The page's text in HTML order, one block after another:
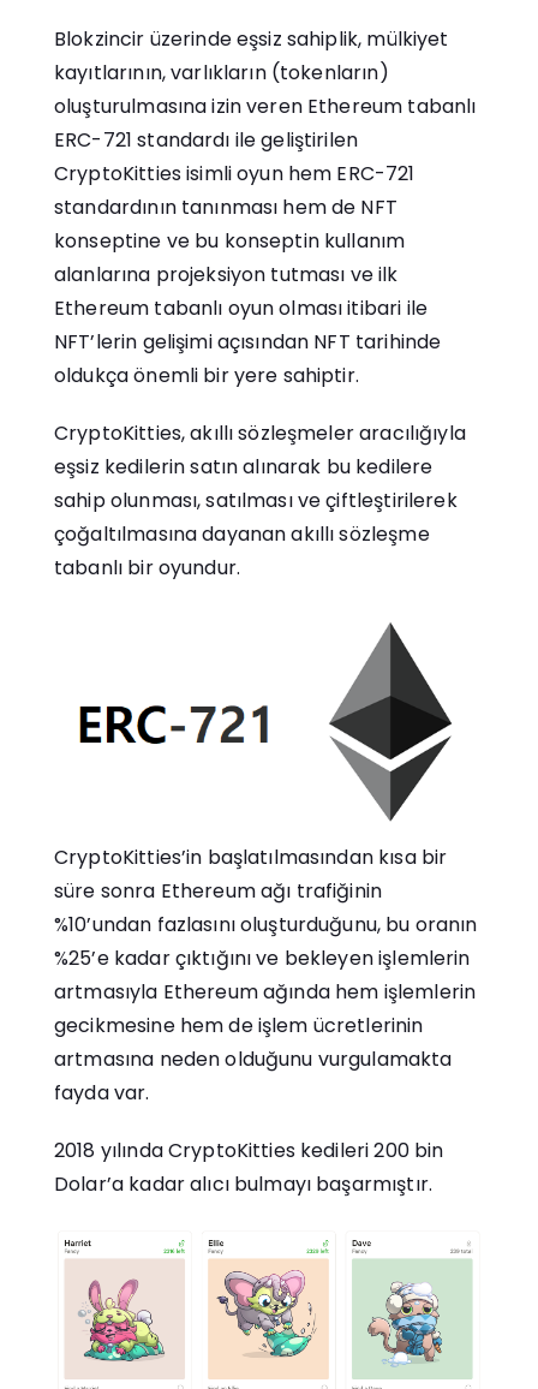
Blokzincir üzerinde eşsiz sahiplik, mülkiyet
kayıtlarının, varlıkların (tokenların)
oluşturulmasına izin veren Ethereum tabanlı
ERC-721 standardı ile geliştirilen
CryptoKitties isimli oyun hem ERC-721
standardının tanınması hem de NFT
konseptine ve bu konseptin kullanım
alanlarına projeksiyon tutması ve ilk
Ethereum tabanlı oyun olması itibari ile
NFT’lerin gelişimi açısından NFT tarihinde
oldukça önemli bir yere sahiptir.
CryptoKitties, akıllı sözleşmeler aracılığıyla
eşsiz kedilerin satın alınarak bu kedilere
sahip olunması, satılması ve çiftleştirilerek
çoğaltılmasına dayanan akıllı sözleşme
tabanlı bir oyundur.
CryptoKitties’in başlatılmasından kısa bir
süre sonra Ethereum ağı trafiğinin
%10’undan fazlasını oluşturduğunu, bu oranın
%25’e kadar çıktığını ve bekleyen işlemlerin
artmasıyla Ethereum ağında hem işlemlerin
gecikmesine hem de işlem ücretlerinin
artmasına neden olduğunu vurgulamakta
fayda var.
2018 yılında CryptoKitties kedileri 200 bin
Dolar’a kadar alıcı bulmayı başarmıştır.